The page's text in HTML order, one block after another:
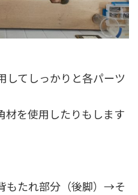
してしっかりと各パーツ
材を使用したりもします
もたれ部分（後脚）→そ